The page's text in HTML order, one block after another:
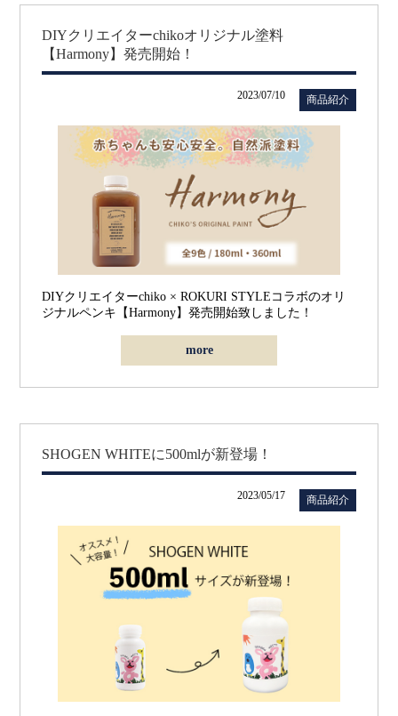
DIYクリエイターchikoオリジナル塗料
【Harmony】発売開始！
2023/07/10 商品紹介
DIYクリエイターchiko × ROKURI STYLEコラボのオリ
ジナルペンキ 【Harmony】発売開始致しました！
more
SHOGEN WHITEに500mlが新登場！
2023/05/17 商品紹介